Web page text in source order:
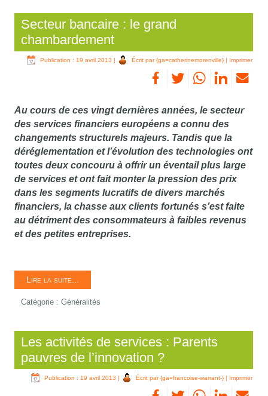
Secteur bancaire : le grand
chambardement
Publication : 19 avril 2013 | Écrit par {ga=catherinemorenville} | Imprimer
Au cours de ces vingt dernières années, le secteur
des services financiers européens a connu des
changements structurels majeurs. Tandis que la
déréglementation et l’évolution des technologies ont
toutes deux concouru à offrir un éventail plus large
de services et ont fait monter la pression des prix
dans les segments lucratifs de divers marchés
financiers, la chasse aux clients fortunés s’est faite
au détriment des consommateurs à faibles revenus
et des petites entreprises.
Lire la suite...
Catégorie :Généralités
Les activités de services : Parents
pauvres de l’innovation ?
Publication : 19 avril 2013 | Écrit par {ga=francoise-warrant-} | Imprimer